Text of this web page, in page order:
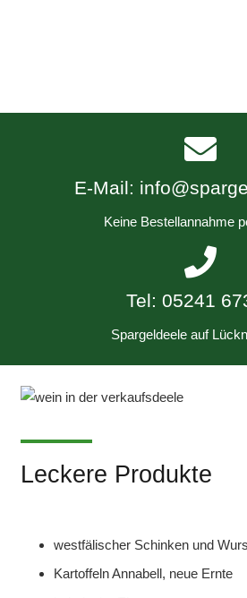
E-Mail:
Keine Bestellannahme
Tel: 05241
Spargeldeele auf
Leckere Produkte
westfälischer Schinken und
Kartoffeln Annabell, neue Ernte